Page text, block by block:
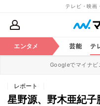
テレビ・映画
エンタメ 芸能 テ
Googleでマイナビ
レポート
星野源、野木亜紀